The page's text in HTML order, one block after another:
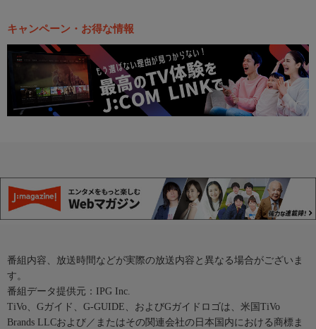
キャンペーン・お得な情報
番組内容、放送時間などが実際の放送内容と異なる場合がございま
す。
番組データ提供元：IPG Inc.
TiVo、Gガイド、G-GUIDE、およびGガイドロゴは、米国TiVo
Brands LLCおよび／またはその関連会社の日本国内における商標ま